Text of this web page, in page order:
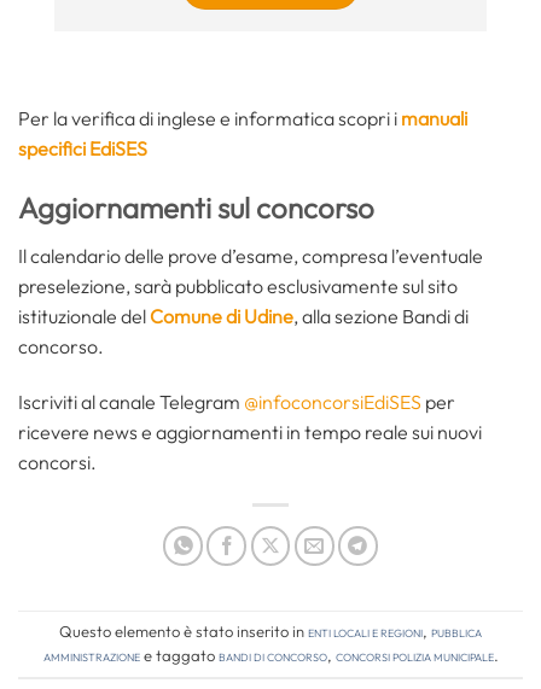
Per la verifica di inglese e informatica scopri i manuali
specifici EdiSES
Aggiornamenti sul concorso
Il calendario delle prove d’esame, compresa l’eventuale
preselezione, sarà pubblicato esclusivamente sul sito
istituzionale delComune di Udine, alla sezione Bandi di
concorso.
Iscriviti al canale Telegram @infoconcorsiEdiSES per
ricevere news e aggiornamenti in tempo reale sui nuovi
concorsi.
Questo elemento è stato inserito inEnti locali e regioni, Pubblica
amministrazionee taggatobandi di concorso, concorsi polizia municipale.